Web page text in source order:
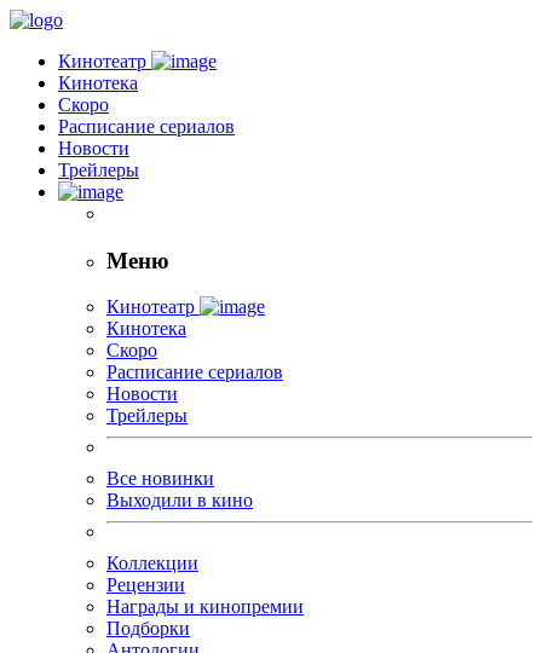
Кинотеатр
Кинотека
Скоро
Расписание сериалов
Новости
Трейлеры
Меню
Кинотеатр
Кинотека
Скоро
Расписание сериалов
Новости
Трейлеры
Все новинки
Выходили в кино
Коллекции
Рецензии
Награды и кинопремии
Подборки